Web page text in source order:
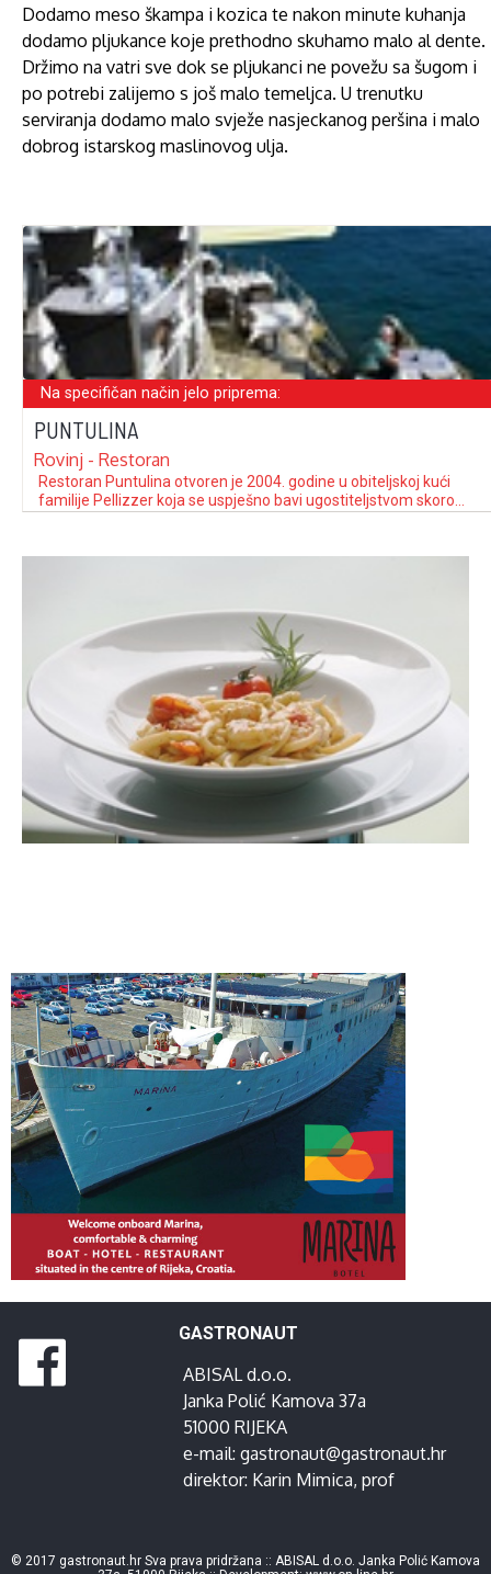
Dodamo meso škampa i kozica te nakon minute kuhanja
dodamo pljukance koje prethodno skuhamo malo al dente.
Držimo na vatri sve dok se pljukanci ne povežu sa šugom i
po potrebi zalijemo s još malo temeljca. U trenutku
serviranja dodamo malo svježe nasjeckanog peršina i malo
dobrog istarskog maslinovog ulja.
Na specifičan način jelo priprema:
PUNTULINA
Rovinj - Restoran
Restoran Puntulina otvoren je 2004. godine u obiteljskoj kući
familije Pellizzer koja se uspješno bavi ugostiteljstvom skoro
njegove terase su na samoj obali mora, s predivnim pogledom
GASTRONAUT
ABISAL d.o.o.
Janka Polić Kamova 37a
51000 RIJEKA
e-mail: gastronaut@gastronaut.hr
direktor: Karin Mimica, prof
© 2017 gastronaut.hr Sva prava pridržana :: ABISAL d.o.o. Janka Polić Kamova